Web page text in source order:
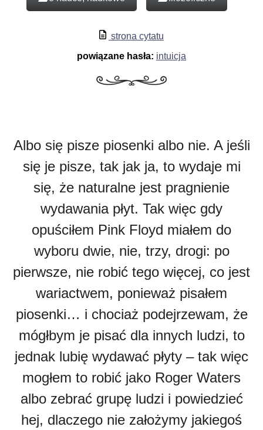
strona cytatu
powiązane hasła: intuicja
Albo się pisze piosenki albo nie. A jeśli
się je pisze, tak jak ja, to wydaje mi
się, że naturalne jest pragnienie
wydawania płyt. Tak więc gdy
opuściłem Pink Floyd miałem do
wyboru dwie, nie, trzy, drogi: po
pierwsze, nie robić tego więcej, co jest
wariactwem, ponieważ pisałem
piosenki… i chociaż podejrzewam, że
mógłbym je pisać dla innych ludzi, to
jednak lubię wydawać płyty – tak więc
mogłem to robić jako Roger Waters
albo zebrać grupę ludzi i powiedzieć
hej, dlaczego nie założymy jakiegoś